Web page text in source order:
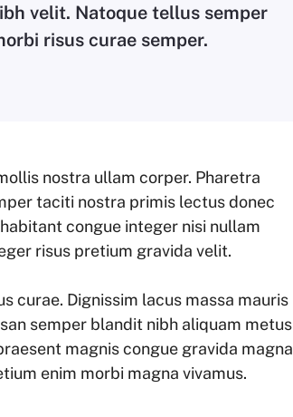
velit. Natoque tellus semper
risus curae semper.
nostra ullam corper. Pharetra
taciti nostra primis lectus donec
congue integer nisi nullam
risus pretium gravida velit.
curae. Dignissim lacus massa mauris
semper blandit nibh aliquam metus
magnis congue gravida magna
enim morbi magna vivamus.